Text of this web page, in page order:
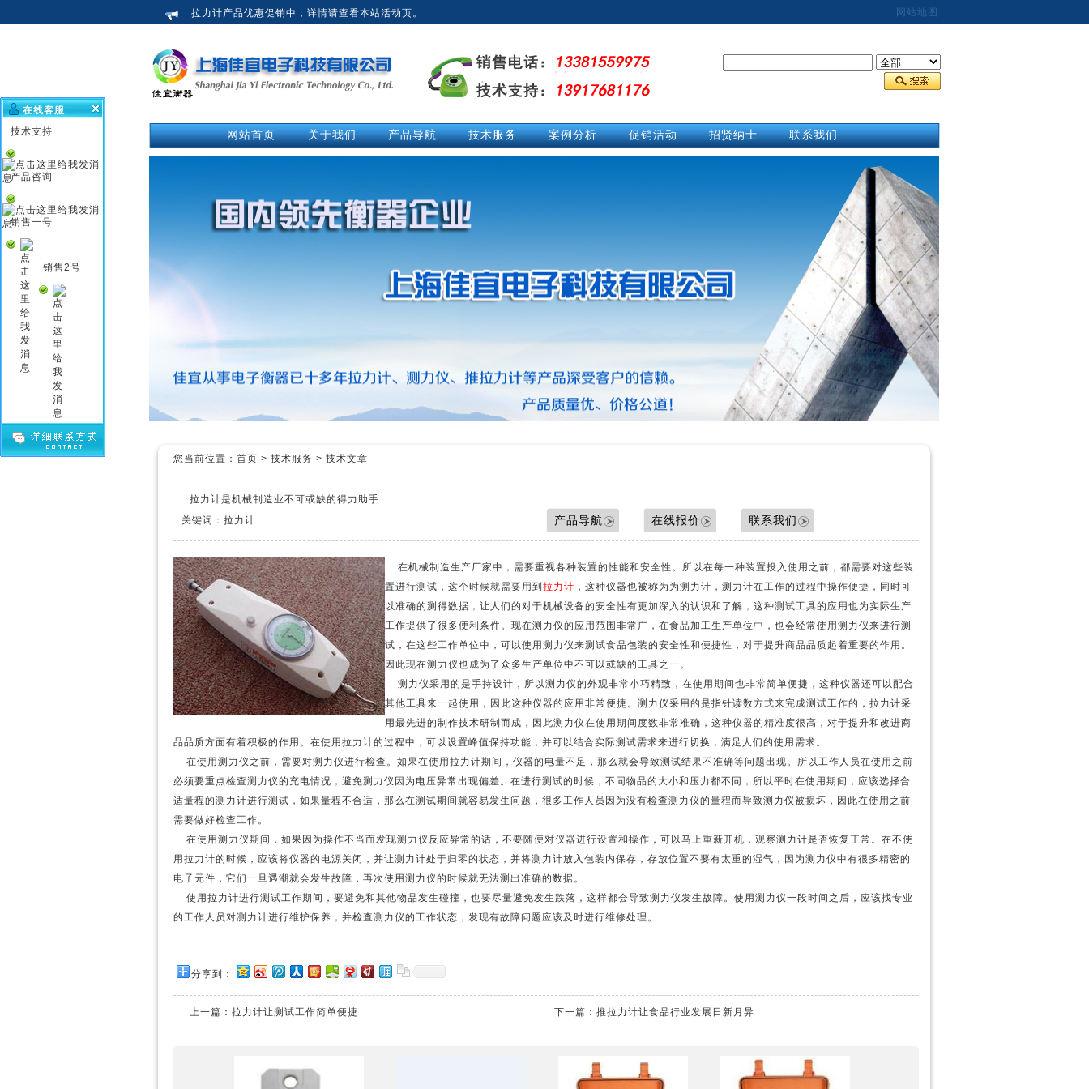
拉力计产品优惠促销中，详情请查看本站活动页。 网站地图
网站首页 关于我们
公司介绍
行业知识
企业文化
产品导航
拉力计
推拉力计
数显拉力计
电子测力计
电子测力仪
无线测力计
无线拉力计
压力测力计
技术服务
技术文章
案例分析
经典案例
促销活动
促销活动
招贤纳士
合作商
联系我们
联系我们
您当前位置： 首页 > 技术服务 > 技术文章
拉力计是机械制造业不可或缺的得力助手
关键词：拉力计
产品导航 在线报价 联系我们
在机械制造生产厂家中，需要重视各种装置的性能和安全性。所以在每一种装置投入使用之前，都需要对这些装
置进行测试，这个时候就需要用到 拉力计 ，这种仪器也被称为为测力计，测力计在工作的过程中操作便捷，同时可
以准确的测得数据，让人们的对于机械设备的安全性有更加深入的认识和了解，这种测试工具的应用也为实际生产
工作提供了很多便利条件。现在测力仪的应用范围非常广，在食品加工生产单位中，也会经常使用测力仪来进行测
试，在这些工作单位中，可以使用测力仪来测试食品包装的安全性和便捷性，对于提升商品品质起着重要的作用。
因此现在测力仪也成为了众多生产单位中不可以或缺的工具之一。
测力仪采用的是手持设计，所以测力仪的外观非常小巧精致，在使用期间也非常简单便捷，这种仪器还可以配合
其他工具来一起使用，因此这种仪器的应用非常便捷。测力仪采用的是指针读数方式来完成测试工作的，拉力计采
用最先进的制作技术研制而成，因此测力仪在使用期间度数非常准确，这种仪器的精准度很高，对于提升和改进商
品品质方面有着积极的作用。在使用拉力计的过程中，可以设置峰值保持功能，并可以结合实际测试需求来进行切换，满足人们的使用需求。
在使用测力仪之前，需要对测力仪进行检查。如果在使用拉力计期间，仪器的电量不足，那么就会导致测试结果不准确等问题出现。所以工作人员在使用之前
必须要重点检查测力仪的充电情况，避免测力仪因为电压异常出现偏差。在进行测试的时候，不同物品的大小和压力都不同，所以平时在使用期间，应该选择合
适量程的测力计进行测试，如果量程不合适，那么在测试期间就容易发生问题，很多工作人员因为没有检查测力仪的量程而导致测力仪被损坏，因此在使用之前
需要做好检查工作。
在使用测力仪期间，如果因为操作不当而发现测力仪反应异常的话，不要随便对仪器进行设置和操作，可以马上重新开机，观察测力计是否恢复正常。在不使
用拉力计的时候，应该将仪器的电源关闭，并让测力计处于归零的状态，并将测力计放入包装内保存，存放位置不要有太重的湿气，因为测力仪中有很多精密的
电子元件，它们一旦遇潮就会发生故障，再次使用测力仪的时候就无法测出准确的数据。
使用拉力计进行测试工作期间，要避免和其他物品发生碰撞，也要尽量避免发生跌落，这样都会导致测力仪发生故障。使用测力仪一段时间之后，应该找专业
的工作人员对测力计进行维护保养，并检查测力仪的工作状态，发现有故障问题应该及时进行维修处理。
分享到：
上一篇： 拉力计让测试工作简单便捷 下一篇： 推拉力计让食品行业发展日新月异
在线客服
技术支持
产品咨询
销售一号
销售2号